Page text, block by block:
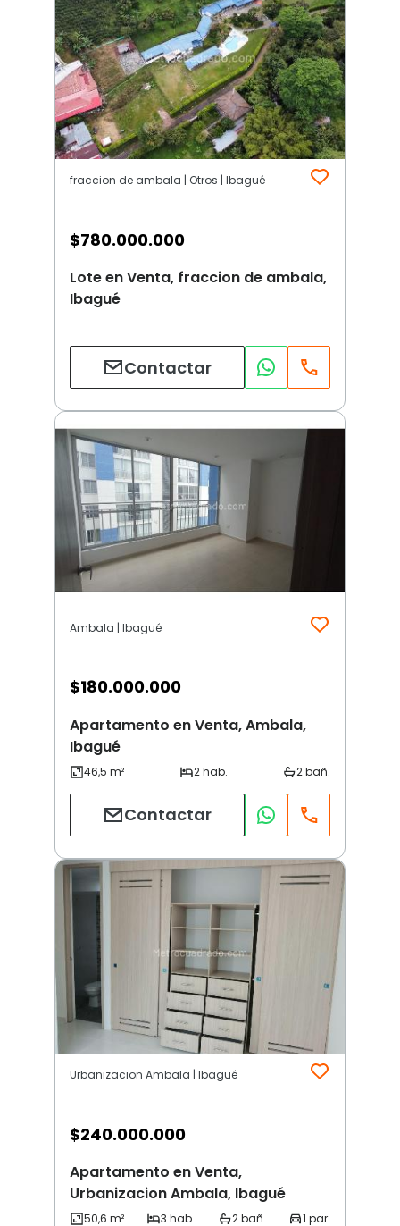
fraccion de ambala | Otros | Ibagué
$780.000.000
Lote en Venta, fraccion de ambala,
Ibagué
Contactar
Ambala | Ibagué
$180.000.000
Apartamento en Venta, Ambala,
Ibagué
Contactar
Urbanizacion Ambala | Ibagué
$240.000.000
Apartamento en Venta,
Urbanizacion Ambala, Ibagué